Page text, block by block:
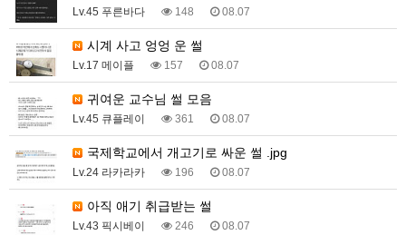
Lv.45 푸른바다 148 08.07
시계 사고 엉엉 운 썰
Lv.17 메이플 157 08.07
귀여운 교수님 썰 모음
Lv.45 큐플레이 361 08.07
국제학교에서 개고기로 싸운 썰 .jpg
Lv.24 라카라카 196 08.07
아직 애기 취급받는 썰
Lv.43 픽시베이 246 08.07